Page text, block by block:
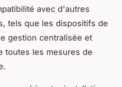
avec d'autres
tels que les dispositifs de
gestion centralisée et
toutes les mesures de